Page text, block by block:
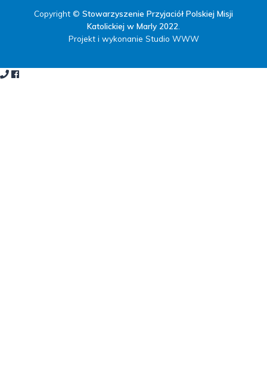
Copyright © Stowarzyszenie Przyjaciół Polskiej Misji
Katolickiej w Marly 2022
Projekt i wykonanie Studio WWW